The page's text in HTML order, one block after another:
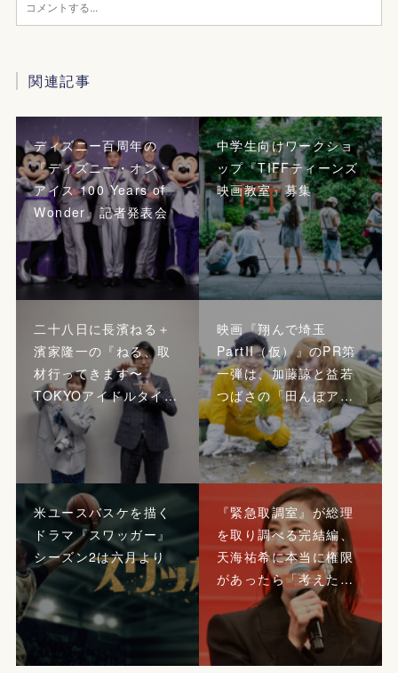
関連記事
ディズニー百周年の
『ディズニー・オン・
アイス 100 Years of
Wonder』記者発表会
中学生向けワークショ
ップ『TIFFティーンズ
映画教室』募集
二十八日に長濱ねる＋
濱家隆一の『ねる、取
材行ってきます〜
TOKYOアイドルタイ…
映画『翔んで埼玉
PartII（仮）』のPR第
一弾は、加藤諒と益若
つばさの「田んぼア…
米ユースバスケを描く
ドラマ『スワッガー』
シーズン2は六月より
『緊急取調室』が総理
を取り調べる完結編、
天海祐希に本当に権限
があったら「考えた…